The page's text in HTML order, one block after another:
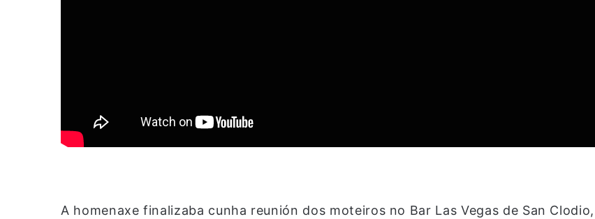
A homenaxe finalizaba cunha reunión dos moteiros no Bar Las Vegas de San Clodio,